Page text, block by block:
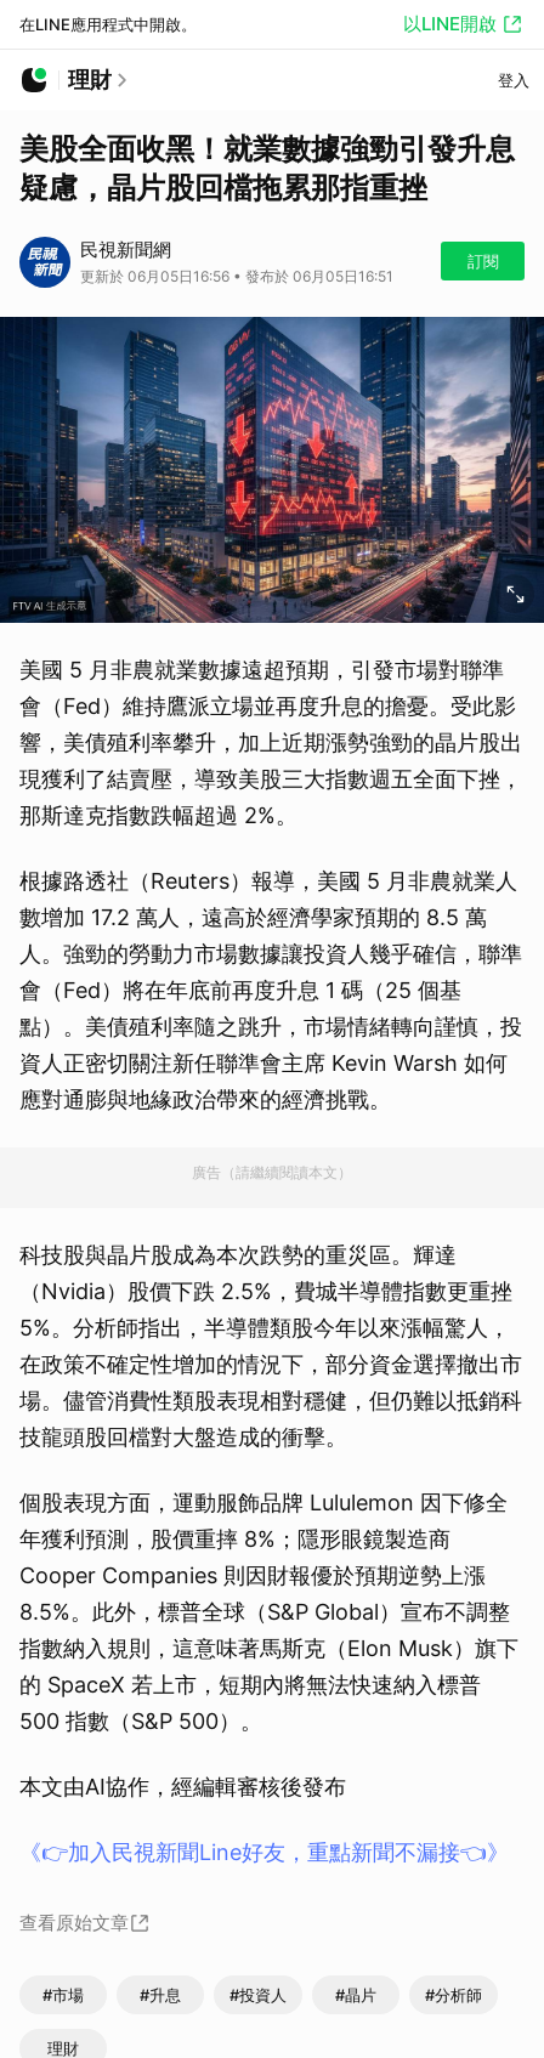
在LINE應用程式中開啟。 以LINE開啟
理財 登入
美股全面收黑！就業數據強勁引發升息
疑慮，晶片股回檔拖累那指重挫
民視新聞網
更新於 06月05日16:56 • 發布於 06月05日16:51
訂閱
美國 5 月非農就業數據遠超預期，引發市場對聯準
會（Fed）維持鷹派立場並再度升息的擔憂。受此影
響，美債殖利率攀升，加上近期漲勢強勁的晶片股出
現獲利了結賣壓，導致美股三大指數週五全面下挫，
那斯達克指數跌幅超過 2%。
根據路透社（Reuters）報導，美國 5 月非農就業人
數增加 17.2 萬人，遠高於經濟學家預期的 8.5 萬
人。強勁的勞動力市場數據讓投資人幾乎確信，聯準
會（Fed）將在年底前再度升息 1 碼（25 個基
點）。美債殖利率隨之跳升，市場情緒轉向謹慎，投
資人正密切關注新任聯準會主席 Kevin Warsh 如何
應對通膨與地緣政治帶來的經濟挑戰。
廣告（請繼續閱讀本文）
科技股與晶片股成為本次跌勢的重災區。輝達
（Nvidia）股價下跌 2.5%，費城半導體指數更重挫
5%。分析師指出，半導體類股今年以來漲幅驚人，
在政策不確定性增加的情況下，部分資金選擇撤出市
場。儘管消費性類股表現相對穩健，但仍難以抵銷科
技龍頭股回檔對大盤造成的衝擊。
個股表現方面，運動服飾品牌 Lululemon 因下修全
年獲利預測，股價重摔 8%；隱形眼鏡製造商
Cooper Companies 則因財報優於預期逆勢上漲
8.5%。此外，標普全球（S&P Global）宣布不調整
指數納入規則，這意味著馬斯克（Elon Musk）旗下
的 SpaceX 若上市，短期內將無法快速納入標普
500 指數（S&P 500）。
本文由AI協作，經編輯審核後發布
《👉加入民視新聞Line好友，重點新聞不漏接👈》
查看原始文章
#市場 #升息 #投資人 #晶片 #分析師
理財